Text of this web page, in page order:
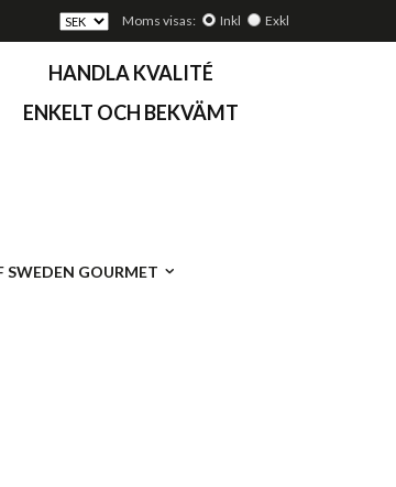
Moms visas: Inkl Exkl
HANDLA KVALITÉ
ENKELT OCH BEKVÄMT
SWEDEN GOURMET